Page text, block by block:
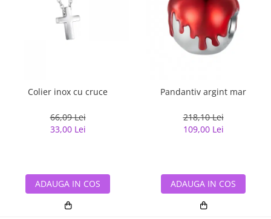
Colier inox cu cruce
66,09 Lei
33,00 Lei
ADAUGA IN COS
Pandantiv argint mar
218,10 Lei
109,00 Lei
ADAUGA IN COS